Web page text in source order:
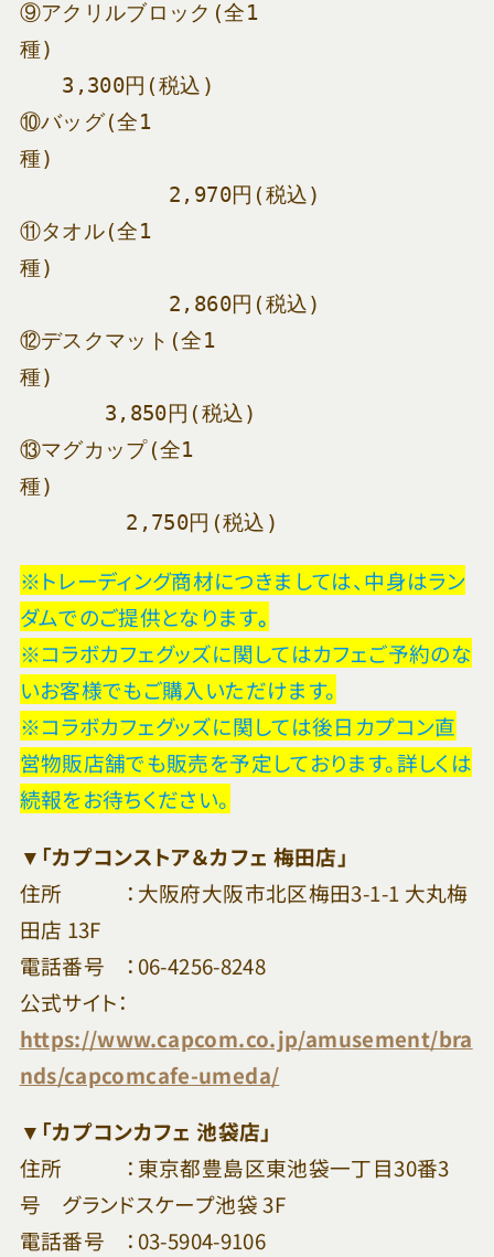
⑨アクリルブロック(全1
種)
3,300円(税込)
⑩バッグ(全1
種)
2,970円(税込)
⑪タオル(全1
種)
2,860円(税込)
⑫デスクマット(全1
種)
3,850円(税込)
⑬マグカップ(全1
種)
2,750円(税込)
※トレーディング商材につきましては、中身はラン
ダムでのご提供となります。
※コラボカフェグッズに関してはカフェご予約のな
いお客様でもご購入いただけます。
※コラボカフェグッズに関しては後日カプコン直
営物販店舗でも販売を予定しております。詳しくは
続報をお待ちください。
▼「カプコンストア＆カフェ 梅田店」
住所 ：大阪府大阪市北区梅田3-1-1 大丸梅
田店 13F
電話番号 ：06-4256-8248
公式サイト：
https://www.capcom.co.jp/amusement/bra
nds/capcomcafe-umeda/
▼「カプコンカフェ 池袋店」
住所 ：東京都豊島区東池袋一丁目30番3
号 グランドスケープ池袋 3F
電話番号 ：03-5904-9106